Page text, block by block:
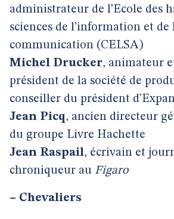
administrateur de l’Ecole des
sciences de l’information et de
communication (CELSA)
Michel Drucker, animateur
président de la société de
conseiller du président
Jean Picq, ancien directeur
du groupe Livre Hachette
Jean Raspail, écrivain et
chroniqueur au Figaro
– Chevaliers